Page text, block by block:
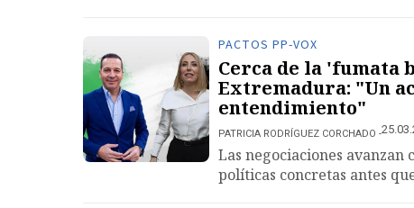
PACTOS PP-VOX
Cerca de la 'fumata
Extremadura: "Un
entendimiento"
PATRICIA RODRÍGUEZ CORCHADO
Las negociaciones avanzan
políticas concretas antes